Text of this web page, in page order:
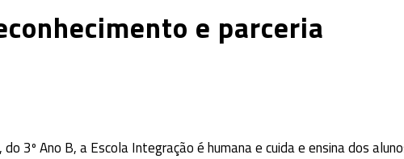
e parceria
3º Ano B, a Escola Integração é humana e cuida e ensina dos